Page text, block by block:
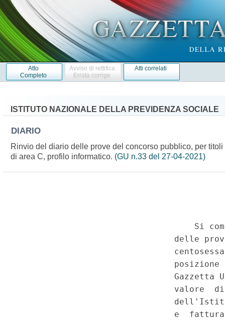
Atto
Completo
Avviso di rettifica
Errata corrige
Atti correlati
ISTITUTO NAZIONALE DELLA PREVIDENZA SOCIALE
DIARIO
Rinvio del diario delle prove del concorso pubblico, per
di area C, profilo informatico. (GU n.33 del 27-04-2021)